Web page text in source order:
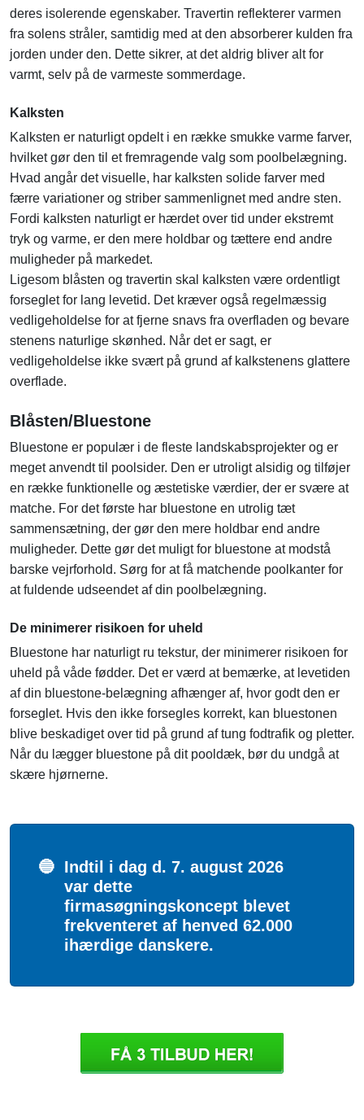
deres isolerende egenskaber. Travertin reflekterer varmen
fra solens stråler, samtidig med at den absorberer kulden fra
jorden under den. Dette sikrer, at det aldrig bliver alt for
varmt, selv på de varmeste sommerdage.
Kalksten
Kalksten er naturligt opdelt i en række smukke varme farver,
hvilket gør den til et fremragende valg som poolbelægning.
Hvad angår det visuelle, har kalksten solide farver med
færre variationer og striber sammenlignet med andre sten.
Fordi kalksten naturligt er hærdet over tid under ekstremt
tryk og varme, er den mere holdbar og tættere end andre
muligheder på markedet.
Ligesom blåsten og travertin skal kalksten være ordentligt
forseglet for lang levetid. Det kræver også regelmæssig
vedligeholdelse for at fjerne snavs fra overfladen og bevare
stenens naturlige skønhed. Når det er sagt, er
vedligeholdelse ikke svært på grund af kalkstenens glattere
overflade.
Blåsten/Bluestone
Bluestone er populær i de fleste landskabsprojekter og er
meget anvendt til poolsider. Den er utroligt alsidig og tilføjer
en række funktionelle og æstetiske værdier, der er svære at
matche. For det første har bluestone en utrolig tæt
sammensætning, der gør den mere holdbar end andre
muligheder. Dette gør det muligt for bluestone at modstå
barske vejrforhold. Sørg for at få matchende poolkanter for
at fuldende udseendet af din poolbelægning.
De minimerer risikoen for uheld
Bluestone har naturligt ru tekstur, der minimerer risikoen for
uheld på våde fødder. Det er værd at bemærke, at levetiden
af din bluestone-belægning afhænger af, hvor godt den er
forseglet. Hvis den ikke forsegles korrekt, kan bluestonen
blive beskadiget over tid på grund af tung fodtrafik og pletter.
Når du lægger bluestone på dit pooldæk, bør du undgå at
skære hjørnerne.
🔵 Indtil i dag d. 7. august 2026
var dette
firmasøgningskoncept blevet
frekventeret af henved 62.000
ihærdige danskere.